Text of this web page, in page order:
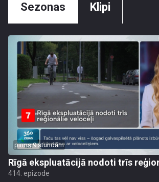
Sezonas Klipi
pirms 9 stundām
Rīgā ekspluatācijā nodoti trīs
414. epizode